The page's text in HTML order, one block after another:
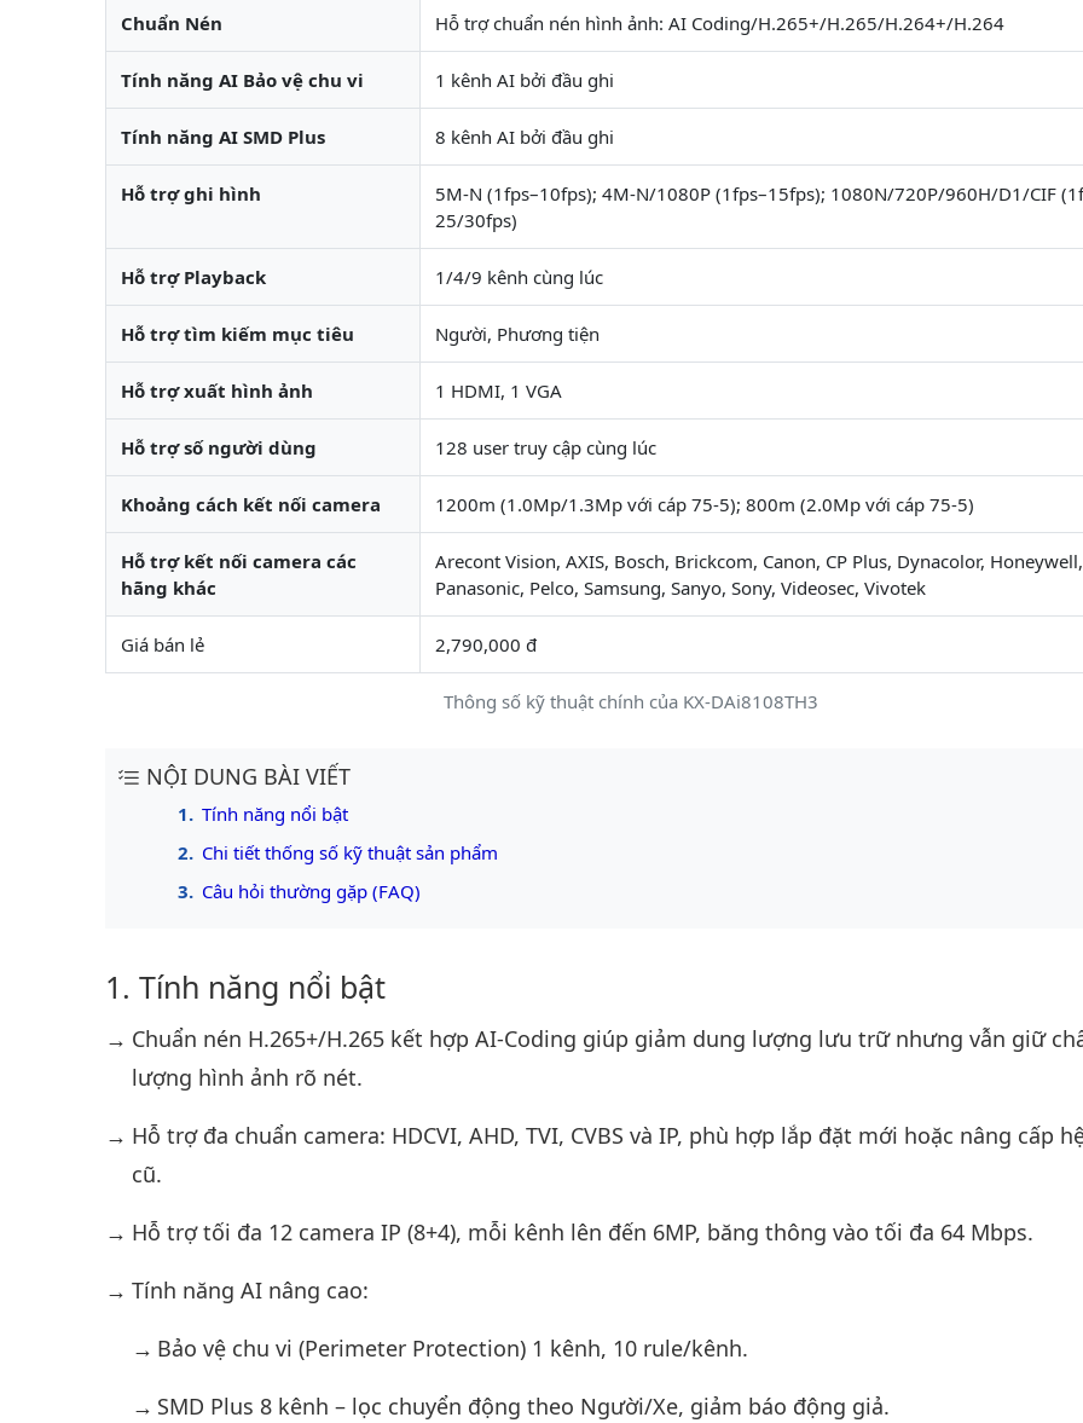
Thông số kỹ thuật chính của KX-DAi8108TH3
Chuẩn Nén Hỗ trợ chuẩn nén hình ảnh: AI Coding/H.265+/H.265/H.264+/H.264
Tính năng AI Bảo vệ chu vi 1 kênh AI bởi đầu ghi
Tính năng AI SMD Plus 8 kênh AI bởi đầu ghi
Hỗ trợ ghi hình
5M-N (1fps–10fps); 4M-N/1080P (1fps–15fps); 1080N/720P/960H/D1/CIF
25/30fps)
Hỗ trợ Playback 1/4/9 kênh cùng lúc
Hỗ trợ tìm kiếm mục tiêu Người, Phương tiện
Hỗ trợ xuất hình ảnh 1 HDMI, 1 VGA
Hỗ trợ số người dùng 128 user truy cập cùng lúc
Khoảng cách kết nối camera 1200m (1.0Mp/1.3Mp với cáp 75-5); 800m (2.0Mp với cáp 75-5)
Hỗ trợ kết nối camera các
hãng khác
Arecont Vision, AXIS, Bosch, Brickcom, Canon, CP Plus, Dynacolor, Honeywell,
Panasonic, Pelco, Samsung, Sanyo, Sony, Videosec, Vivotek
Giá bán lẻ 2,790,000 đ
NỘI DUNG BÀI VIẾT
Tính năng nổi bật
Chi tiết thống số kỹ thuật sản phẩm
Câu hỏi thường gặp (FAQ)
Tính năng nổi bật
Chuẩn nén H.265+/H.265 kết hợp AI-Coding giúp giảm dung lượng lưu trữ nhưng vẫn giữ
lượng hình ảnh rõ nét.
Hỗ trợ đa chuẩn camera: HDCVI, AHD, TVI, CVBS và IP, phù hợp lắp đặt mới hoặc nâng cấp
cũ.
Hỗ trợ tối đa 12 camera IP (8+4), mỗi kênh lên đến 6MP, băng thông vào tối đa 64 Mbps.
Tính năng AI nâng cao:
Bảo vệ chu vi (Perimeter Protection) 1 kênh, 10 rule/kênh.
SMD Plus 8 kênh – lọc chuyển động theo Người/Xe, giảm báo động giả.